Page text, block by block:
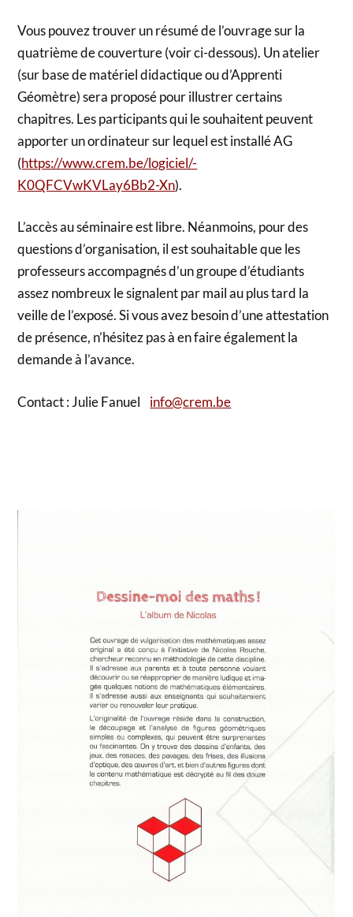
Vous pouvez trouver un résumé de l’ouvrage sur la
quatrième de couverture (voir ci-dessous). Un atelier
(sur base de matériel didactique ou d’Apprenti
Géomètre) sera proposé pour illustrer certains
chapitres. Les participants qui le souhaitent peuvent
apporter un ordinateur sur lequel est installé AG
(https://www.crem.be/logiciel/-
K0QFCVwKVLay6Bb2-Xn).
L’accès au séminaire est libre. Néanmoins, pour des
questions d’organisation, il est souhaitable que les
professeurs accompagnés d’un groupe d’étudiants
assez nombreux le signalent par mail au plus tard la
veille de l’exposé. Si vous avez besoin d’une attestation
de présence, n’hésitez pas à en faire également la
demande à l’avance.
Contact : Julie Fanuel info@crem.be